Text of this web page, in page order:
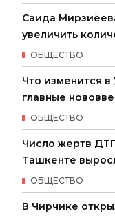
Саида
увеличить
ОБЩЕСТВО
Что изменится в
главные
ОБЩЕСТВО
Число жертв
Ташкенте
ОБЩЕСТВО
В Чирчике